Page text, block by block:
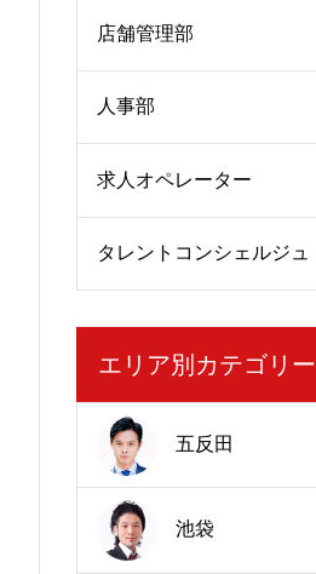
店舗管理部
人事部
求人オペレーター
タレントコンシェルジュ
エリア別カテゴリー
五反田
池袋